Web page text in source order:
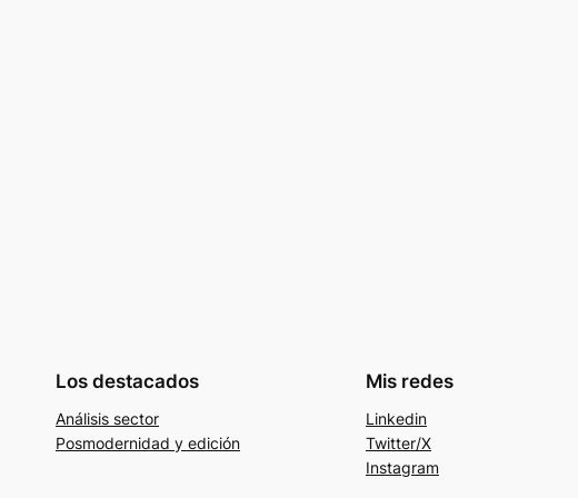
Los destacados
Análisis sector
Posmodernidad y edición
Mis redes
Linkedin
Twitter/X
Instagram